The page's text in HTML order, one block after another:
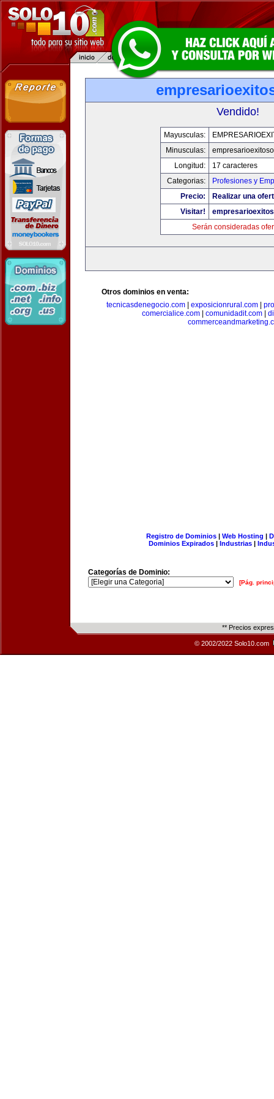
Vendido!
Mayusculas:
Minusculas:
Longitud:
17 caracteres
Categorias:
Profesiones y
Precio:
Realizar una
Visitar!
Serán consideradas
Otros dominios en venta:
tecnicasdenegocio.com
exposicionrural.com
comercialice.com| comunidadit.com|
Registro de Dominios| Web Hosting |
Dominios Expirados | Industrias |
Categorías de Dominio:
[Pág.
** Precios
© 2002/2022 Solo10.com